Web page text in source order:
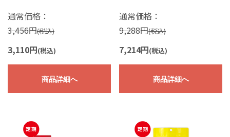
通常価格：
3,456円(税込)
3,110円(税込)
商品詳細へ
通常価格：
9,288円(税込)
7,214円(税込)
商品詳細へ